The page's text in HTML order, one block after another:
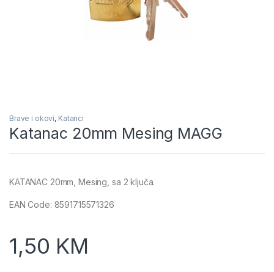
Brave i okovi, Katanci
Katanac 20mm Mesing MAGG
KATANAC 20mm, Mesing, sa 2 ključa.
EAN Code: 8591715571326
1,50 KM